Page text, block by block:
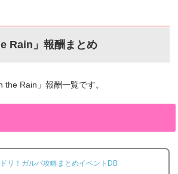
Rain」報酬まとめ
the Rain」報酬一覧です。
リ！ガルパ攻略まとめイベントDB